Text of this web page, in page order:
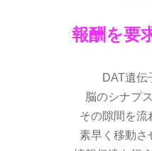
報酬を要
DAT遺伝
脳のシナプ
その隙間を流
素早く移動さ